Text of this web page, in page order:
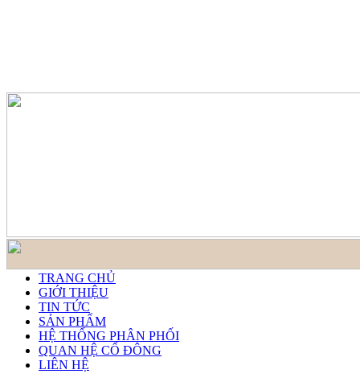
TRANG CHỦ
GIỚI THIỆU
TIN TỨC
SẢN PHẨM
HỆ THỐNG PHÂN PHỐI
QUAN HỆ CỔ ĐÔNG
LIÊN HỆ